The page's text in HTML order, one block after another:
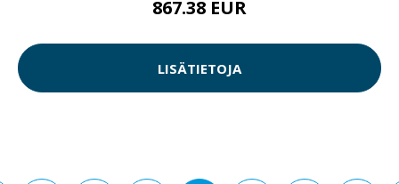
867.38 EUR
LISÄTIETOJA